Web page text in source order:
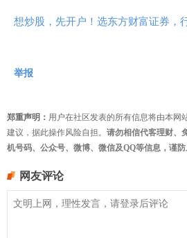
想炒股，先开户！选东方财富证券，
举报
郑重声明： 用户在社区发表的所有信息将由本网
建议，据此操作风险自担。 请勿相信代客理财、
机号码、公众号、微博、微信及QQ等信息，谨防
网友评论